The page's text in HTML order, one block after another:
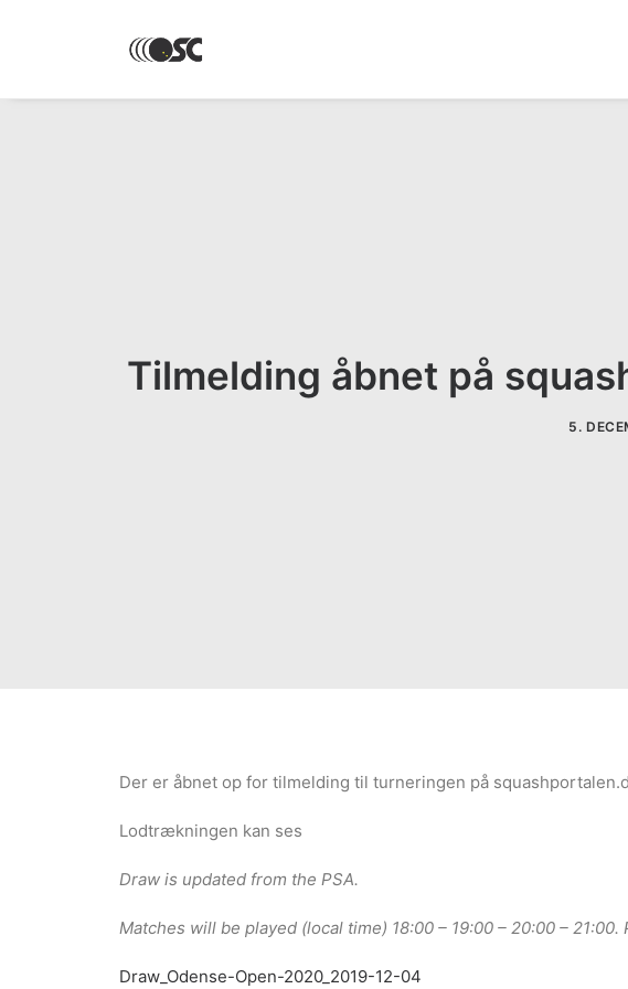
Tilmelding åbnet på
5.
Der er åbnet op for tilmelding til turneringen på
Lodtrækningen kan ses
Draw is updated from the PSA.
Matches will be played (local time) 18:00 – 19:00 – 20:00 –
Draw_Odense-Open-2020_2019-12-04